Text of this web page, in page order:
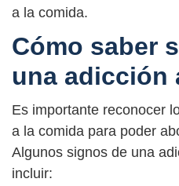
a la comida.
Cómo saber
una adicción
Es importante reconocer
a la comida para poder
Algunos signos de una
incluir: